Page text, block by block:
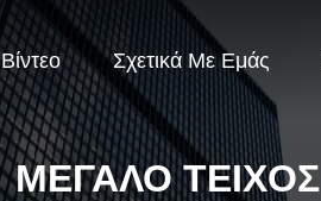
Βίντεο Σχετικά Με Εμάς
ΜΕΓΆΛΟ ΤΕΊΧΟΣ